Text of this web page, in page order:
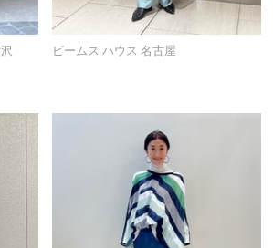
ビームス ハウス 名古屋